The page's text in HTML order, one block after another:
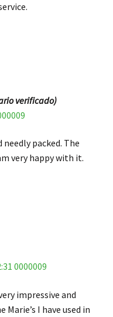
verificado)
needly packed. The
very happy with it.
0000009
impressive and
I have used in